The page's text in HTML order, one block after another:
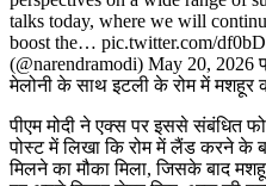
talks today, where we will
boost the… pic.twitter.com/
(@narendramodi) May 20, 2026
मेलोनी के साथ इटली के रोम में मशहूर
पीएम मोदी ने एक्स पर इससे संबंधित
पोस्ट में लिखा कि रोम में लैंड करने के
मिलने का मौका मिला, जिसके बाद